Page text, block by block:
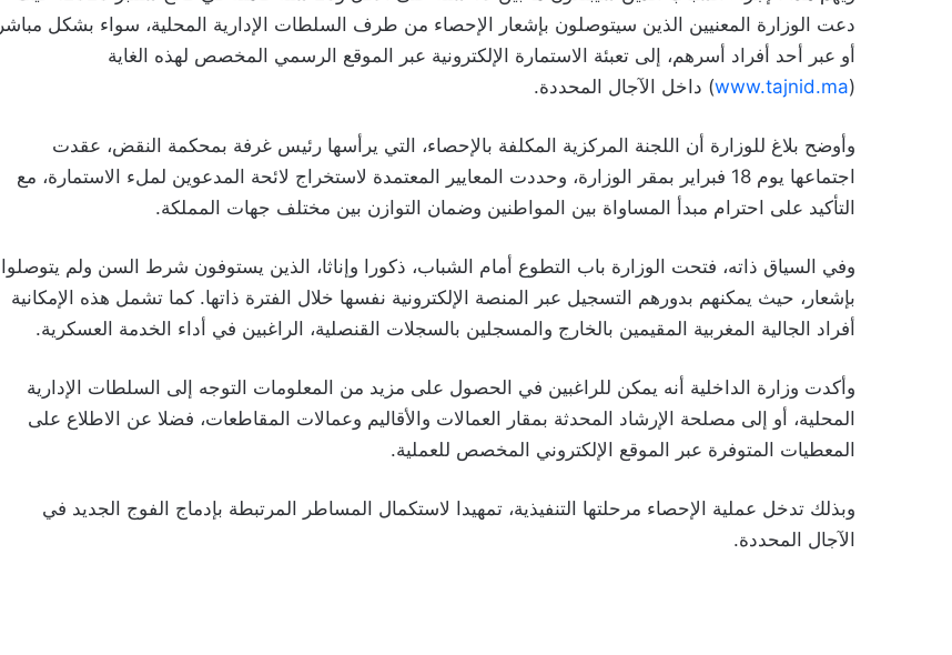
دعت الوزارة المعنيين الذين سيتوصلون بإشعار الإحصاء من طرف السلطات الإدارية المحلية، سواء بشكل مباشر
أو عبر أحد أفراد أسرهم، إلى تعبئة الاستمارة الإلكترونية عبر الموقع الرسمي المخصص لهذه الغاية
(
www.tajnid.ma) داخل الآجال المحددة.
وأوضح بلاغ للوزارة أن اللجنة المركزية المكلفة بالإحصاء، التي يرأسها رئيس غرفة بمحكمة النقض، عقدت
اجتماعها يوم 18 فبراير بمقر الوزارة، وحددت المعايير المعتمدة لاستخراج لائحة المدعوين لملء الاستمارة، مع
التأكيد على احترام مبدأ المساواة بين المواطنين وضمان التوازن بين مختلف جهات المملكة.
وفي السياق ذاته، فتحت الوزارة باب التطوع أمام الشباب، ذكورا وإناثا، الذين يستوفون شرط السن ولم يتوصلوا
بإشعار، حيث يمكنهم بدورهم التسجيل عبر المنصة الإلكترونية نفسها خلال الفترة ذاتها. كما تشمل هذه الإمكانية
أفراد الجالية المغربية المقيمين بالخارج والمسجلين بالسجلات القنصلية، الراغبين في أداء الخدمة العسكرية.
وأكدت وزارة الداخلية أنه يمكن للراغبين في الحصول على مزيد من المعلومات التوجه إلى السلطات الإدارية
المحلية، أو إلى مصلحة الإرشاد المحدثة بمقار العمالات والأقاليم وعمالات المقاطعات، فضلا عن الاطلاع على
المعطيات المتوفرة عبر الموقع الإلكتروني المخصص للعملية.
وبذلك تدخل عملية الإحصاء مرحلتها التنفيذية، تمهيدا لاستكمال المساطر المرتبطة بإدماج الفوج الجديد في
الآجال المحددة.